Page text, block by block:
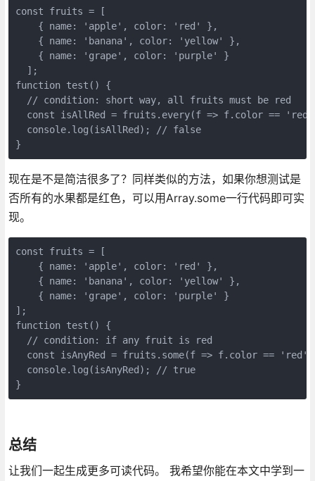
const fruits = [
    { name: 'apple', color: 'red' },
    { name: 'banana', color: 'yellow' },
    { name: 'grape', color: 'purple' }
  ];
function test() {
  // condition: short way, all fruits must be red
const isAllRed = fruits.every(f => f.color ==
  console.log(isAllRed); // false
}
现在是不是简洁很多了？同样类似的方法，如果你想测试是
否所有的水果都是红色，可以用Array.some一行代码即可实
现。
const fruits = [
    { name: 'apple', color: 'red' },
    { name: 'banana', color: 'yellow' },
    { name: 'grape', color: 'purple' }
];
function test() {
  // condition: if any fruit is red
const isAnyRed = fruits.some(f => f.color ==
  console.log(isAnyRed); // true
}
总结
让我们一起生成更多可读代码。 我希望你能在本文中学到一